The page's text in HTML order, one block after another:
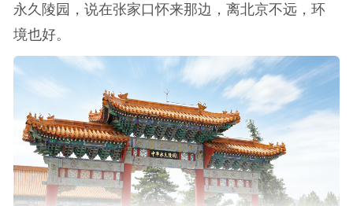
永久陵园，说在张家口怀来那边，离北京不远，环
境也好。